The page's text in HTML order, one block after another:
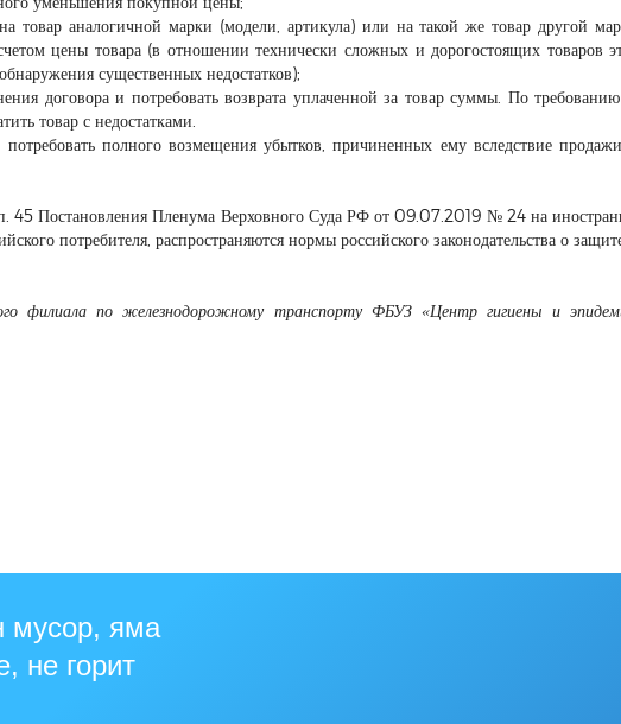
товар аналогичной марки (модели, артикула) или на такой же товар другой
цены товара (в отношении технически сложных и дорогостоящих товаров
существенных недостатков);
договора и потребовать возврата уплаченной за товар суммы. По
товар с недостатками.
потребовать полного возмещения убытков, причиненных ему вследствие
45 Постановления Пленума Верховного Суда РФ от 09.07.2019 № 24 на
потребителя, распространяются нормы российского законодательства о
филиала по железнодорожному транспорту ФБУЗ «Центр гигиены и
мусор, яма
не горит